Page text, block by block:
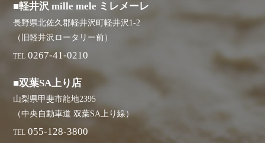
■軽井沢 mille mele ミレメーレ
長野県北佐久郡軽井沢町軽井沢1-2
（旧軽井沢ロータリー前）
TEL 0267-41-0210
■双葉SA上り店
山梨県甲斐市龍地2395
（中央自動車道 双葉SA上り線）
TEL 055-128-3800